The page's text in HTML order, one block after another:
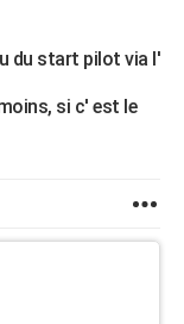
du start pilot via l'
si c' est le